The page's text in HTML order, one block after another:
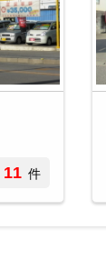
11 件